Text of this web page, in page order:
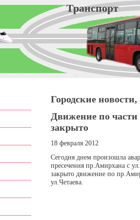
Городские
Движение по
закрыто
18 февраля 2012
Сегодня днем произошла
пресечения пр.Амирхана с
закрыто движение по
ул.Четаева.